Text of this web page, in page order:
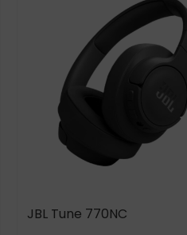
JBL Tune 770NC